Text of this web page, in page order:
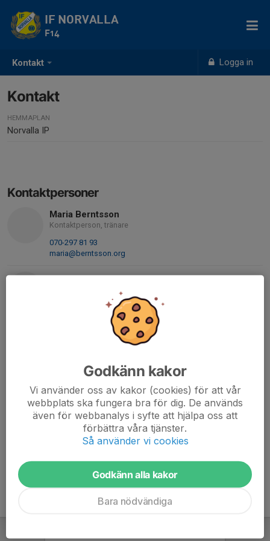
Kontakt Logga in
IF NORVALLA
F14
Kontakt
HEMMAPLAN
Norvalla IP
Kontaktpersoner
Maria Berntsson
Kontaktperson, tränare
070-297 81 93
maria@berntsson.org
Anna-Lena Bengtsson
annalenajson@hotmail.com
Cecilia Arvidsson
073-802 58 52
Olof Claesson
Tränare
070-666 72 67
olof.claesson82@gmail.com
Godkänn kakor
Vi använder oss av kakor (cookies) för att vår
webbplats ska fungera bra för dig. De används
även för webbanalys i syfte att hjälpa oss att
förbättra våra tjänster.
Så använder vi cookies
Godkänn alla kakor
Bara nödvändiga